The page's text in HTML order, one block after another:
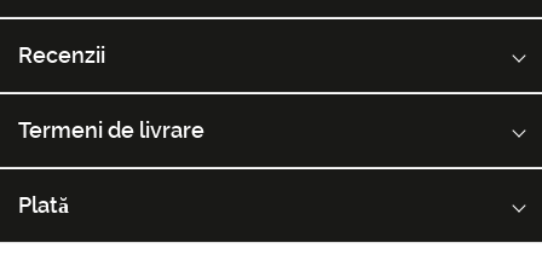
Recenzii
Termeni de livrare
Plată